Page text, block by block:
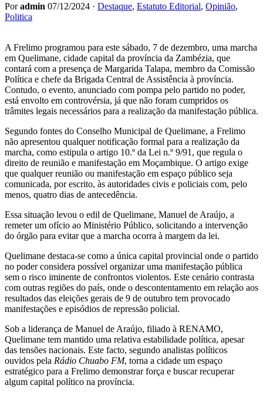
Poradmin 07/12/2024 · Destaque, Estatuto Editorial, Opinião,
Politica
A Frelimo programou para este sábado, 7 de dezembro, uma marcha
em Quelimane, cidade capital da província da Zambézia, que
contará com a presença de Margarida Talapa, membro da Comissão
Política e chefe da Brigada Central de Assistência à província.
Contudo, o evento, anunciado com pompa pelo partido no poder,
está envolto em controvérsia, já que não foram cumpridos os
trâmites legais necessários para a realização da manifestação pública.
Segundo fontes do Conselho Municipal de Quelimane, a Frelimo
não apresentou qualquer notificação formal para a realização da
marcha, como estipula o artigo 10.º da Lei n.º 9/91, que regula o
direito de reunião e manifestação em Moçambique. O artigo exige
que qualquer reunião ou manifestação em espaço público seja
comunicada, por escrito, às autoridades civis e policiais com, pelo
menos, quatro dias de antecedência.
Essa situação levou o edil de Quelimane, Manuel de Araújo, a
remeter um ofício ao Ministério Público, solicitando a intervenção
do órgão para evitar que a marcha ocorra à margem da lei.
Quelimane destaca-se como a única capital provincial onde o partido
no poder considera possível organizar uma manifestação pública
sem o risco iminente de confrontos violentos. Este cenário contrasta
com outras regiões do país, onde o descontentamento em relação aos
resultados das eleições gerais de 9 de outubro tem provocado
manifestações e episódios de repressão policial.
Sob a liderança de Manuel de Araújo, filiado à RENAMO,
Quelimane tem mantido uma relativa estabilidade política, apesar
das tensões nacionais. Este facto, segundo analistas políticos
ouvidos pela Rádio Chuabo FM, torna a cidade um espaço
estratégico para a Frelimo demonstrar força e buscar recuperar
algum capital político na província.